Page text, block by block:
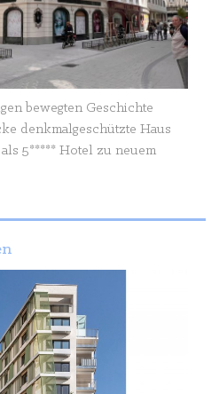
bewegten Geschichte
denkmalgeschützte Haus
5***** Hotel zu neuem